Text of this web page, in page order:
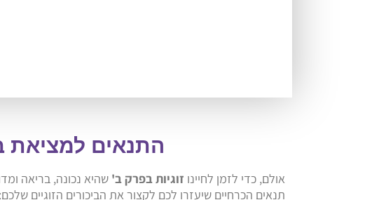
התנאים למציאת
אולם, כדי לזמן לחיינו זוגיות בפרק ב'
תנאים הכרחיים שיעזרו לכם לקצור את הביכורים הזוגיים שלכם: